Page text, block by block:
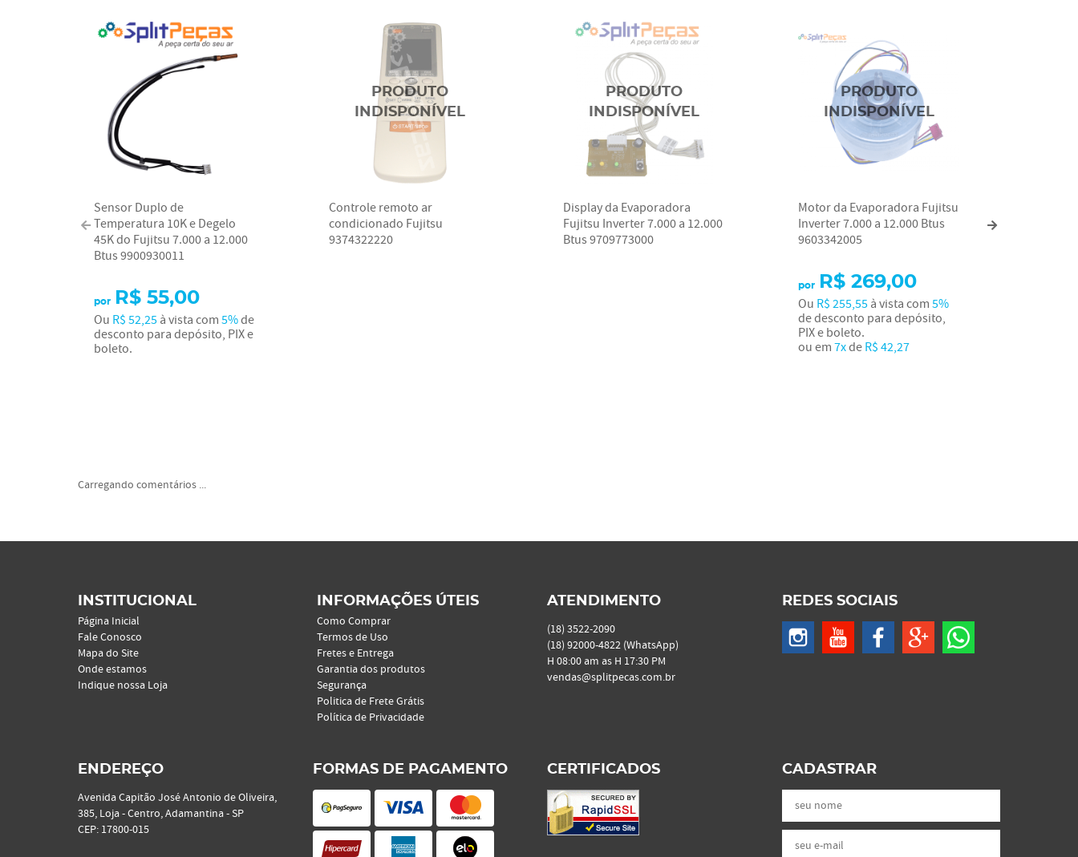
Sensor Duplo de
Temperatura 10K e Degelo
45K do Fujitsu 7.000 a 12.000
Btus 9900930011
por R$ 55,00
Ou R$ 52,25à vista com5%de
desconto para depósito, PIX e
boleto.
Controle remoto ar
condicionado Fujitsu
9374322220
Display da Evaporadora
Fujitsu Inverter 7.000 a 12.000
Btus 9709773000
Motor da Evaporadora Fujitsu
Inverter 7.000 a 12.000 Btus
9603342005
por R$ 269,00
Ou R$ 255,55à vista com5%
de desconto para depósito,
PIX e boleto.
ou em7xdeR$ 42,27
Carregando comentários ...
INSTITUCIONAL
Página Inicial
Fale Conosco
Mapa do Site
Onde estamos
Indique nossa Loja
INFORMAÇÕES ÚTEIS
Como Comprar
Termos de Uso
Fretes e Entrega
Garantia dos produtos
Segurança
Politica de Frete Grátis
Política de Privacidade
ATENDIMENTO
(18) 3522-2090
(18) 92000-4822 (WhatsApp)
H 08:00 am as H 17:30 PM
vendas@splitpecas.com.br
REDES SOCIAIS
ENDEREÇO
Avenida Capitão José Antonio de Oliveira,
385, Loja-Centro, Adamantina-SP
CEP: 17800-015
FORMAS DE PAGAMENTO CERTIFICADOS CADASTRAR